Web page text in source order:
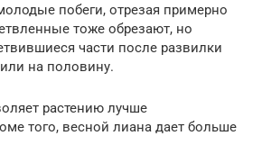
побеги, отрезая примерно
тоже обрезают, но
части после развилки
на половину.
растению лучше
того, весной лиана дает больше